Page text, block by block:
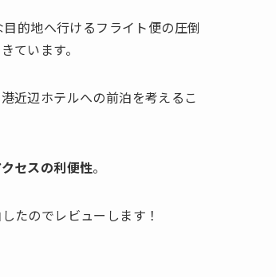
的地へ行けるフライト便の圧倒
ています。
近辺ホテルへの前泊を考えるこ
セスの利便性。
たのでレビューします！